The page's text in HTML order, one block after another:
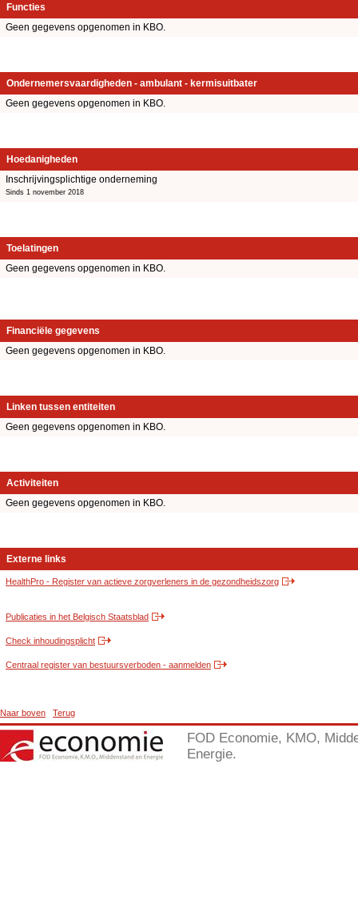
Functies
Geen gegevens opgenomen in KBO.
Ondernemersvaardigheden - ambulant - kermisuitbater
Geen gegevens opgenomen in KBO.
Hoedanigheden
Inschrijvingsplichtige onderneming
Sinds 1 november 2018
Toelatingen
Geen gegevens opgenomen in KBO.
Financiële gegevens
Geen gegevens opgenomen in KBO.
Linken tussen entiteiten
Geen gegevens opgenomen in KBO.
Activiteiten
Geen gegevens opgenomen in KBO.
Externe links
HealthPro - Register van actieve zorgverleners in de gezondheidszorg
Publicaties in het Belgisch Staatsblad
Check inhoudingsplicht
Centraal register van bestuursverboden - aanmelden
Naar boven Terug
FOD Economie, KMO,
Energie.